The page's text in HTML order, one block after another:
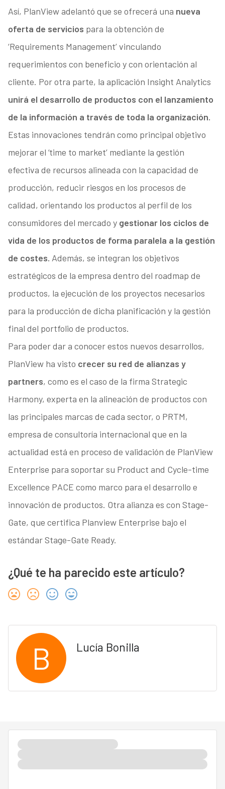
Así, PlanView adelantó que se ofrecerá una nueva
oferta de servicios para la obtención de
‘Requirements Management’ vinculando
requerimientos con beneficio y con orientación al
cliente. Por otra parte, la aplicación Insight Analytics
unirá el desarrollo de productos con el lanzamiento
de la información a través de toda la organización.
Estas innovaciones tendrán como principal objetivo
mejorar el ‘time to market’ mediante la gestión
efectiva de recursos alineada con la capacidad de
producción, reducir riesgos en los procesos de
calidad, orientando los productos al perfil de los
consumidores del mercado y gestionar los ciclos de
vida de los productos de forma paralela a la gestión
de costes. Además, se integran los objetivos
estratégicos de la empresa dentro del roadmap de
productos, la ejecución de los proyectos necesarios
para la producción de dicha planificación y la gestión
final del portfolio de productos.
Para poder dar a conocer estos nuevos desarrollos,
PlanView ha visto crecer su red de alianzas y
partners, como es el caso de la firma Strategic
Harmony, experta en la alineación de productos con
las principales marcas de cada sector, o PRTM,
empresa de consultoría internacional que en la
actualidad está en proceso de validación de PlanView
Enterprise para soportar su Product and Cycle-time
Excellence PACE como marco para el desarrollo e
innovación de productos. Otra alianza es con Stage-
Gate, que certifica Planview Enterprise bajo el
estándar Stage-Gate Ready.
¿Qué te ha parecido este artículo?
B Lucía Bonilla